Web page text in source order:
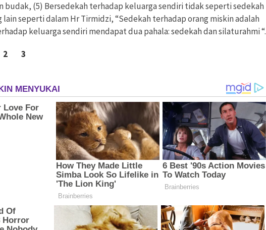
budak, (5) Bersedekah terhadap keluarga sendiri tidak seperti sedekah
lain seperti dalam Hr Tirmidzi, “Sedekah terhadap orang miskin adalah
keluarga sendiri mendapat dua pahala: sedekah dan silaturahmi “.
2 3